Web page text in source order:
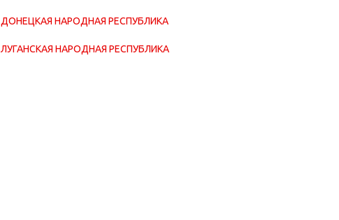
ДОНЕЦКАЯ НАРОДНАЯ РЕСПУБЛИКА
ЛУГАНСКАЯ НАРОДНАЯ РЕСПУБЛИКА